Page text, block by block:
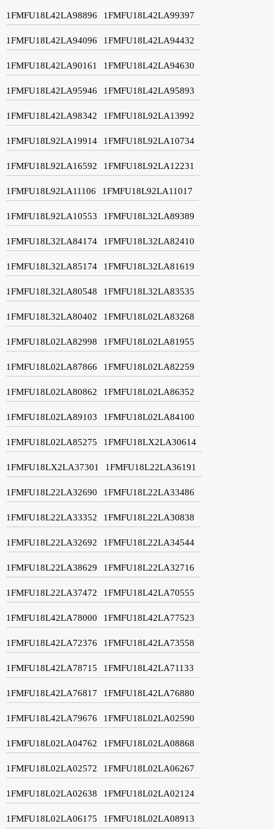
1FMFU18L42LA98896 1FMFU18L42LA99397
1FMFU18L42LA94096 1FMFU18L42LA94432
1FMFU18L42LA90161 1FMFU18L42LA94630
1FMFU18L42LA95946 1FMFU18L42LA95893
1FMFU18L42LA98342 1FMFU18L92LA13992
1FMFU18L92LA19914 1FMFU18L92LA10734
1FMFU18L92LA16592 1FMFU18L92LA12231
1FMFU18L92LA11106 1FMFU18L92LA11017
1FMFU18L92LA10553 1FMFU18L32LA89389
1FMFU18L32LA84174 1FMFU18L32LA82410
1FMFU18L32LA85174 1FMFU18L32LA81619
1FMFU18L32LA80548 1FMFU18L32LA83535
1FMFU18L32LA80402 1FMFU18L02LA83268
1FMFU18L02LA82998 1FMFU18L02LA81955
1FMFU18L02LA87866 1FMFU18L02LA82259
1FMFU18L02LA80862 1FMFU18L02LA86352
1FMFU18L02LA89103 1FMFU18L02LA84100
1FMFU18L02LA85275 1FMFU18LX2LA30614
1FMFU18LX2LA37301 1FMFU18L22LA36191
1FMFU18L22LA32690 1FMFU18L22LA33486
1FMFU18L22LA33352 1FMFU18L22LA30838
1FMFU18L22LA32692 1FMFU18L22LA34544
1FMFU18L22LA38629 1FMFU18L22LA32716
1FMFU18L22LA37472 1FMFU18L42LA70555
1FMFU18L42LA78000 1FMFU18L42LA77523
1FMFU18L42LA72376 1FMFU18L42LA73558
1FMFU18L42LA78715 1FMFU18L42LA71133
1FMFU18L42LA76817 1FMFU18L42LA76880
1FMFU18L42LA79676 1FMFU18L02LA02590
1FMFU18L02LA04762 1FMFU18L02LA08868
1FMFU18L02LA02572 1FMFU18L02LA06267
1FMFU18L02LA02638 1FMFU18L02LA02124
1FMFU18L02LA06175 1FMFU18L02LA08913